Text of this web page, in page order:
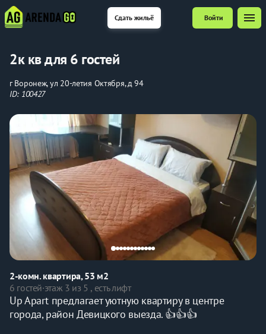
Сдать жильё Войти menu
2к кв для 6 гостей
г Воронеж, ул 20-летия Октября, д 94
ID: 100427
2-комн. квартира, 53 м2
6 гостей·этаж 3 из 5 , есть лифт
Up Apart предлагает уютную квартиру в центре
города, район Девицкого выезда. 👍👍👍